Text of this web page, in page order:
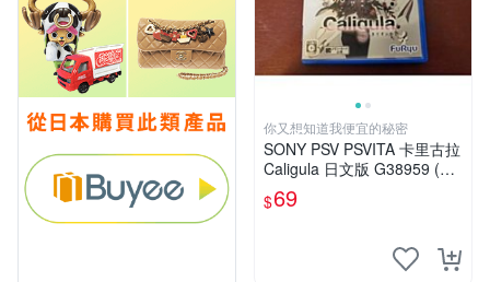
你又想知道我便宜的秘密
SONY PSV PSVITA 卡里古拉
Caligula 日文版 G38959 (下
標前請先詢問)
$69